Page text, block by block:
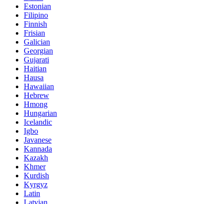
Estonian
Filipino
Finnish
Frisian
Galician
Georgian
Gujarati
Haitian
Hausa
Hawaiian
Hebrew
Hmong
Hungarian
Icelandic
Igbo
Javanese
Kannada
Kazakh
Khmer
Kurdish
Kyrgyz
Latin